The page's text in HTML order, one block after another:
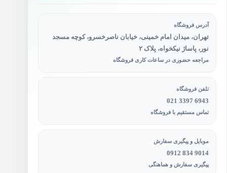
آدرس فروشگاه
تهران، میدان امام خمینی، خیابان ناصرخسرو، کوچه مسجد
نور، پاساژ نیکخواه، پلاک ۲
مراجعه حضوری در ساعات کاری فروشگاه
تلفن فروشگاه
021 3397 6943
تماس مستقیم با فروشگاه
موبایل و پیگیری سفارش
0912 834 9014
پیگیری سفارش و هماهنگی